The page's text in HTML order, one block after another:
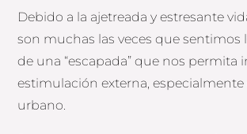
Debido a la ajetreada y estresante
son muchas las veces que sentimos
de una “escapada” que nos permita
estimulación externa,
urbano.